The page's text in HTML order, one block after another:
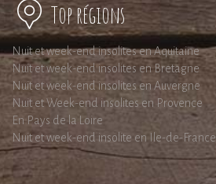
Top régions
Nuit et week-end insolites en Aquitaine
Nuit et week-end insolites en Bretagne
Nuit et week-end insolites en Auvergne
Nuit et Week-end insolites en Provence
En Pays de la Loire
Nuit et week-end insolite en Ile-de-France